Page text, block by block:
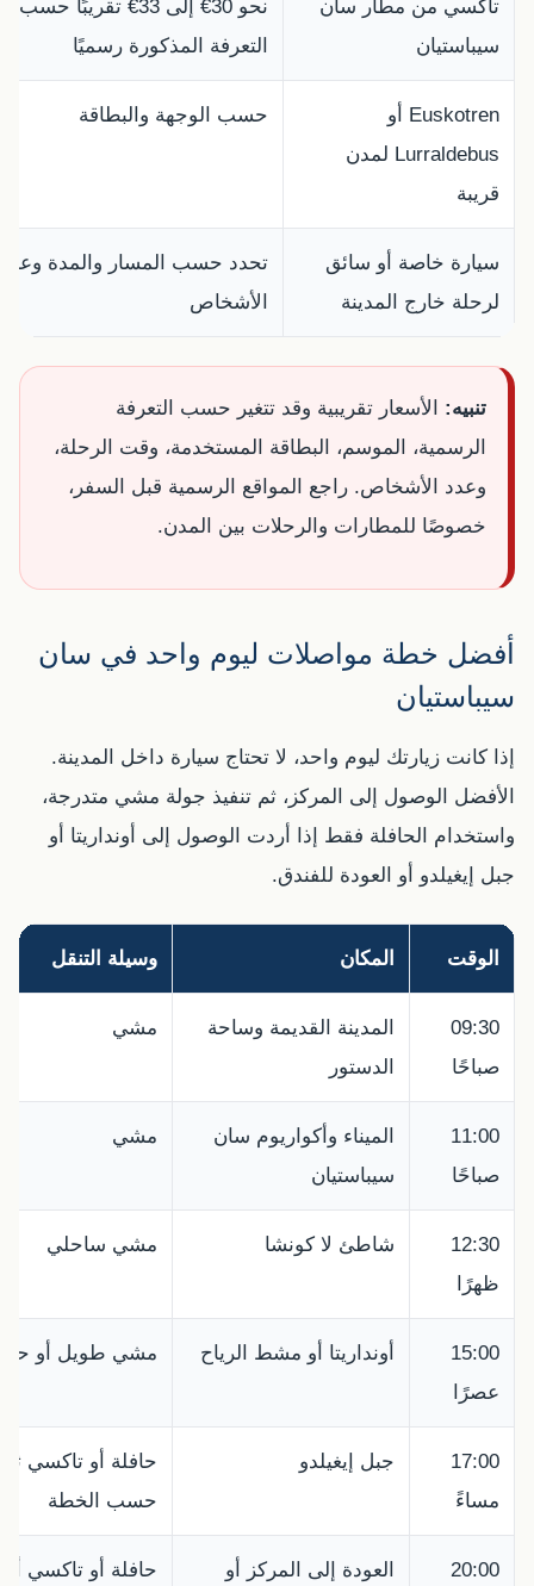
تاكسي من مطار سان
سيباستيان
نحو 30€ إلى 33€ تقريبًا حسب
التعرفة المذكورة رسميًا
Euskotren أو
Lurraldebus لمدن
قريبة
حسب الوجهة والبطاقة
سيارة خاصة أو سائق
لرحلة خارج المدينة
تحدد حسب المسار والمدة وعدد
الأشخاص
تنبيه: الأسعار تقريبية وقد تتغير حسب التعرفة
الرسمية، الموسم، البطاقة المستخدمة، وقت الرحلة،
وعدد الأشخاص. راجع المواقع الرسمية قبل السفر،
خصوصًا للمطارات والرحلات بين المدن.
أفضل خطة مواصلات ليوم واحد في سان
سيباستيان
إذا كانت زيارتك ليوم واحد، لا تحتاج سيارة داخل المدينة.
الأفضل الوصول إلى المركز، ثم تنفيذ جولة مشي متدرجة،
واستخدام الحافلة فقط إذا أردت الوصول إلى أونداريتا أو
جبل إيغيلدو أو العودة للفندق.
الوقت المكان وسيلة التنقل
09:30
صباحًا
المدينة القديمة وساحة
الدستور
مشي
11:00
صباحًا
الميناء وأكواريوم سان
سيباستيان
مشي
12:30
ظهرًا
شاطئ لا كونشا مشي ساحلي
15:00
عصرًا
أونداريتا أو مشط الرياح مشي طويل أو
17:00
مساءً
جبل إيغيلدو
حافلة أو تاكسي
حسب الخطة
20:00
العودة إلى المركز أو
حافلة أو تاكسي